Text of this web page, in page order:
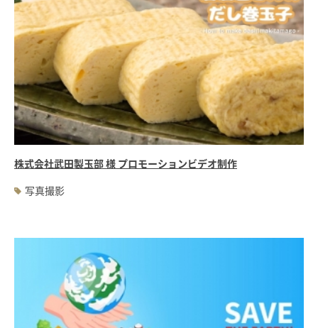
株式会社武田製玉部 様 プロモーションビデオ制作
写真撮影